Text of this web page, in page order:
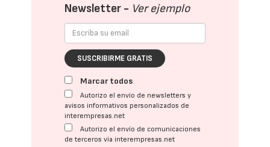
Newsletter - Ver ejemplo
SUSCRIBIRME GRATIS
Marcar todos
Autorizo el envío de newsletters y
avisos informativos personalizados de
interempresas.net
Autorizo el envío de comunicaciones
de terceros vía interempresas.net